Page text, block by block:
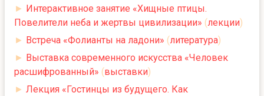
► Интерактивное занятие «Хищные птицы.
Повелители неба и жертвы цивилизации» (лекции)
► Встреча «Фолианты на ладони» (литература)
► Выставка современного искусства «Человек
расшифрованный» (выставки)
► Лекция «Гостинцы из будущего. Как